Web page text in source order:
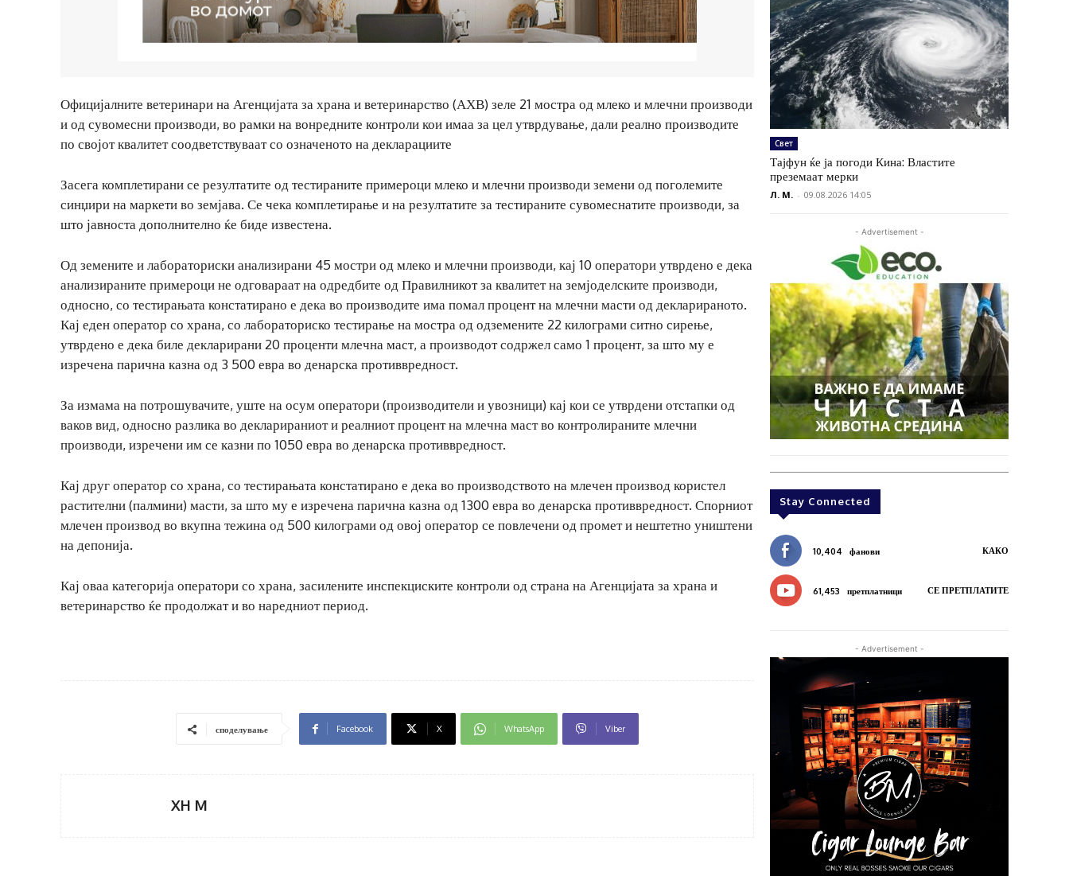
Официјалните ветеринари на Агенцијата за храна и ветеринарство (АХВ) зеле 21 мостра од млеко и млечни производи
и од сувомесни производи, во рамки на вонредните контроли кои имаа за цел утврдување, дали реално производите
по својот квалитет соодветствуваат со означеното на декларациите
Засега комплетирани се резултатите од тестираните примероци млеко и млечни производи земени од поголемите
синџири на маркети во земјава. Се чека комплетирање и на резултатите за тестираните сувомеснатите производи, за
што јавноста дополнително ќе биде известена.
Од земените и лабораториски анализирани 45 мостри од млеко и млечни производи, кај 10 оператори утврдено е дека
анализираните примероци не одговараат на одредбите од Правилникот за квалитет на земјоделските производи,
односно, со тестирањата констатирано е дека во производите има помал процент на млечни масти од декларираното.
Кај еден оператор со храна, со лабораториско тестирање на мостра од одземените 22 килограми ситно сирење,
утврдено е дека биле декларирани 20 проценти млечна маст, а производот содржел само 1 процент, за што му е
изречена парична казна од 3 500 евра во денарска противвредност.
За измама на потрошувачите, уште на осум оператори (производители и увозници) кај кои се утврдени отстапки од
ваков вид, односно разлика во декларираниот и реалниот процент на млечна маст во контролираните млечни
производи, изречени им се казни по 1050 евра во денарска противвредност.
Кај друг оператор со храна, со тестирањата констатирано е дека во производството на млечен производ користел
растителни (палмини) масти, за што му е изречена парична казна од 1300 евра во денарска противвредност. Спорниот
млечен производ во вкупна тежина од 500 килограми од овој оператор се повлечени од промет и нештетно уништени
на депонија.
Кај оваа категорија оператори со храна, засилените инспекциските контроли од страна на Агенцијата за храна и
ветеринарство ќе продолжат и во наредниот период.
споделување Facebook X WhatsApp Viber
XH M
Свет
Тајфун ќе ја погоди Кина: Властите
преземаат мерки
Л. М. - 09.08.2026 14:05
- Advertisement -
Stay Connected
10,404 фанови КАКО
61,453 претплатници СЕ ПРЕТПЛАТИТЕ
- Advertisement -